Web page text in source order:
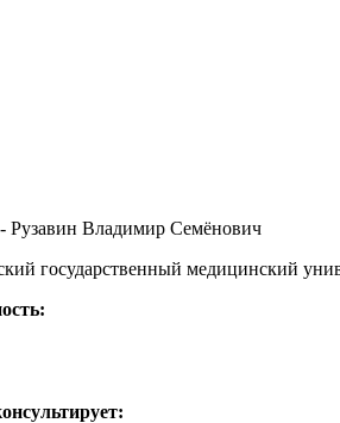
государственный медицинский